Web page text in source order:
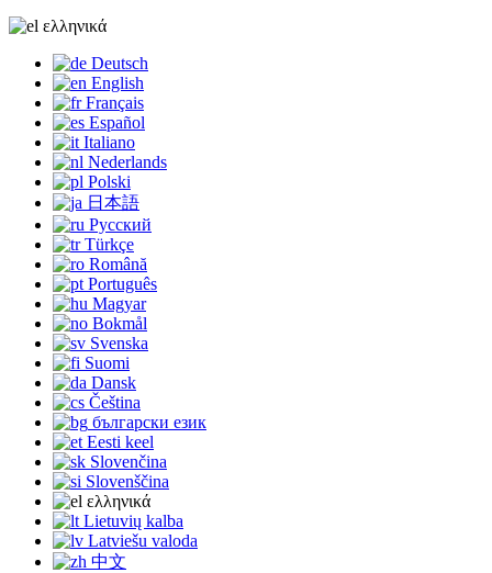
ελληνικά
Deutsch
English
Français
Español
Italiano
Nederlands
Polski
日本語
Русский
Türkçe
Română
Português
Magyar
Bokmål
Svenska
Suomi
Dansk
Čeština
български език
Eesti keel
Slovenčina
Slovenščina
ελληνικά
Lietuvių kalba
Latviešu valoda
中文